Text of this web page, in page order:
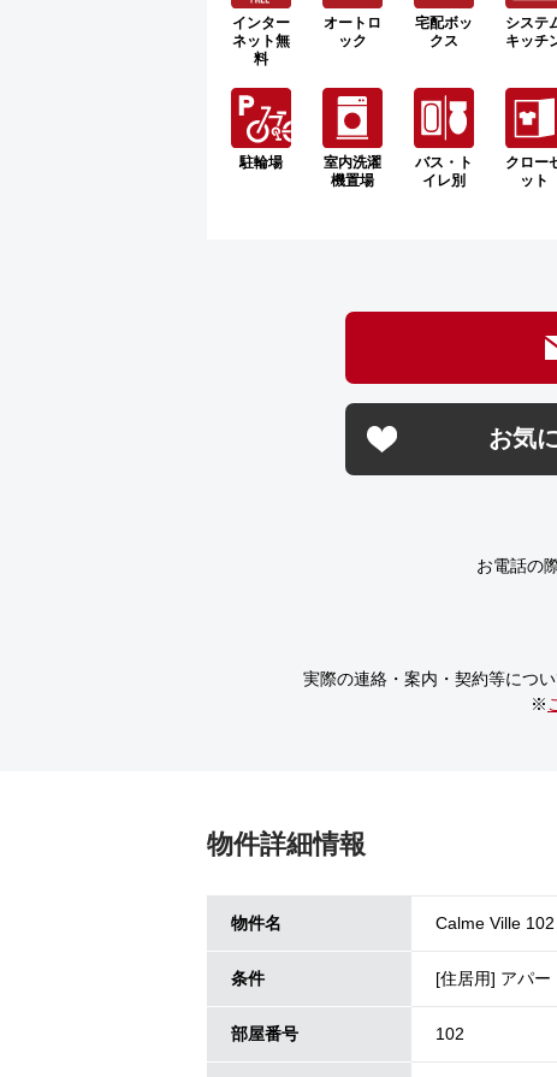
インター
ネット無
料
オートロ
ック
宅配ボッ
クス
システ
キッチ
駐輪場
室内洗濯
機置場
バス・ト
イレ別
クロー
ット
お気
お電話の
実際の連絡・案内・契約等につい
※
物件詳細情報
物件名 Calme Ville 102
条件 [住居用] アパー
部屋番号 102